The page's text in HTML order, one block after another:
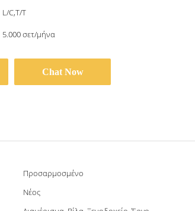
L/C,T/T
5.000 σετ/μήνα
Chat Now
Προσαρμοσμένο
Νέος